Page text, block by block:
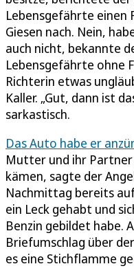
Lebensgefährte einen
Giesen nach. Nein,
auch nicht, bekannte
Lebensgefährte ohne
Richterin etwas
Kaller. „Gut, dann ist
sarkastisch.
Das Auto habe er
Mutter und ihr
kämen, sagte der
Nachmittag bereits
ein Leck gehabt und
Benzin gebildet habe.
Briefumschlag über
es eine Stichflamme